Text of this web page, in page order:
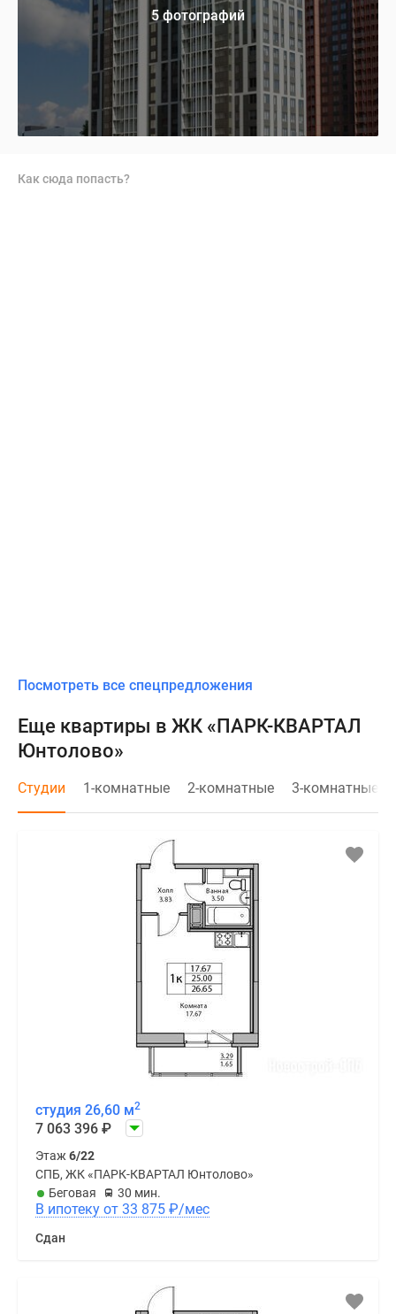
5 фотографий
Как сюда попасть?
Посмотреть все спецпредложения
Еще квартиры в ЖК «ПАРК-КВАРТАЛ
Юнтолово»
Студии 1-комнатные 2-комнатные 3-комнатные
студия 26,60 м2
7 063 396 ₽
Этаж6/22
СПБ, ЖК «ПАРК-КВАРТАЛ Юнтолово»
Беговая
30 мин.
В ипотеку от 33 875 ₽/мес
Сдан